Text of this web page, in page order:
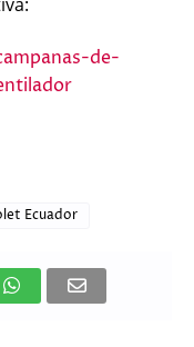
de-
Ecuador